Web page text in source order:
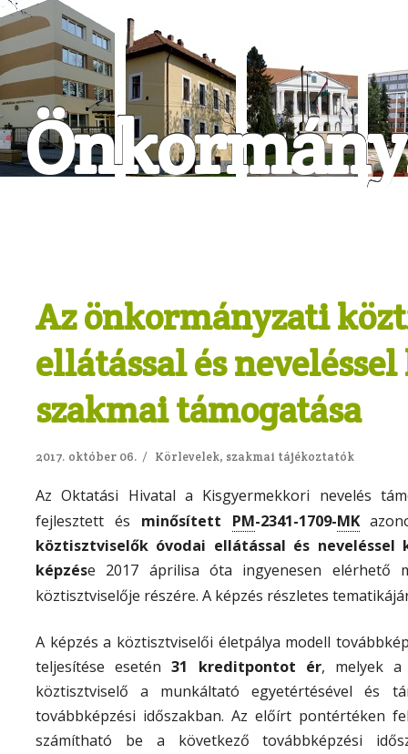
Az önkormányzati
ellátással és
szakmai támogatása
2017. október 06. / Körlevelek, szakmai tájékoztatók
Az Oktatási Hivatal a Kisgyermekkori nevelés
fejlesztett és minősített PM-2341-1709-MK
köztisztviselők óvodai ellátással és
képzése 2017 áprilisa óta ingyenesen elérhető
köztisztviselője részére. A képzés részletes
A képzés a köztisztviselői életpálya modell
teljesítése esetén31 kreditpontot ér, melyek
köztisztviselő a munkáltató egyetértésével és
továbbképzési időszakban. Az előírt pontértéken
számítható be a következő továbbképzési